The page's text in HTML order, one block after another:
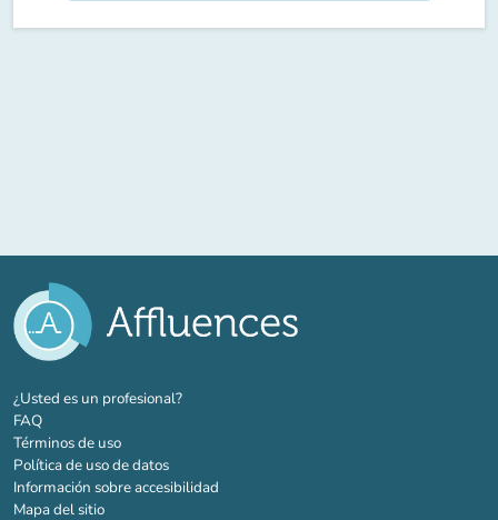
¿Usted es un profesional?(nueva pestaña)
FAQ
Términos de uso
Política de uso de datos
Información sobre accesibilidad
Mapa del sitio